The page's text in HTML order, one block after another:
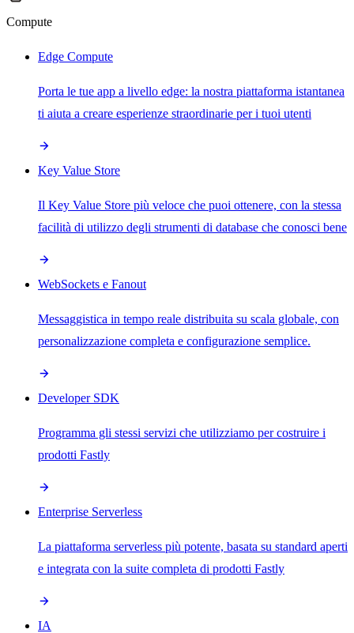
Compute
Edge Compute
Porta le tue app a livello edge: la nostra piattaforma istantanea
ti aiuta a creare esperienze straordinarie per i tuoi utenti
Key Value Store
Il Key Value Store più veloce che puoi ottenere, con la stessa
facilità di utilizzo degli strumenti di database che conosci bene
WebSockets e Fanout
Messaggistica in tempo reale distribuita su scala globale, con
personalizzazione completa e configurazione semplice.
Developer SDK
Programma gli stessi servizi che utilizziamo per costruire i
prodotti Fastly
Enterprise Serverless
La piattaforma serverless più potente, basata su standard aperti
e integrata con la suite completa di prodotti Fastly
IA